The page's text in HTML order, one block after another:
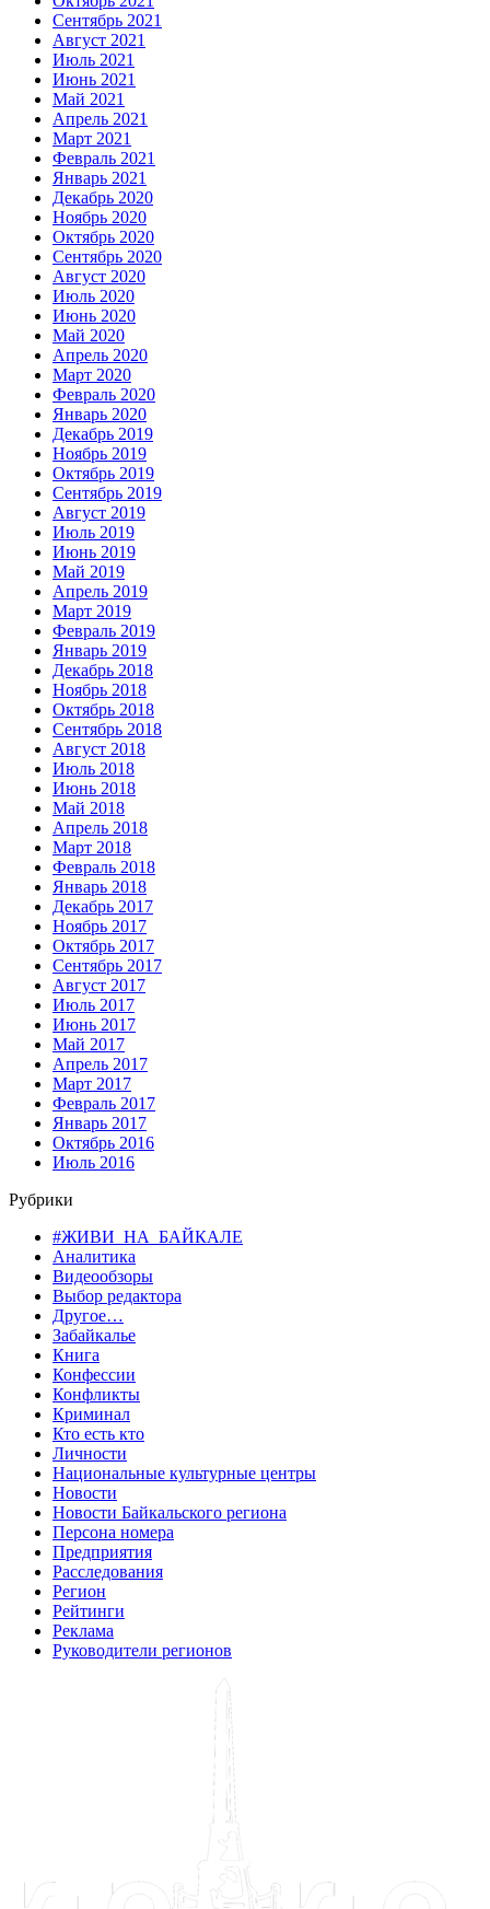
Сентябрь 2021
Август 2021
Июль 2021
Июнь 2021
Май 2021
Апрель 2021
Март 2021
Февраль 2021
Январь 2021
Декабрь 2020
Ноябрь 2020
Октябрь 2020
Сентябрь 2020
Август 2020
Июль 2020
Июнь 2020
Май 2020
Апрель 2020
Март 2020
Февраль 2020
Январь 2020
Декабрь 2019
Ноябрь 2019
Октябрь 2019
Сентябрь 2019
Август 2019
Июль 2019
Июнь 2019
Май 2019
Апрель 2019
Март 2019
Февраль 2019
Январь 2019
Декабрь 2018
Ноябрь 2018
Октябрь 2018
Сентябрь 2018
Август 2018
Июль 2018
Июнь 2018
Май 2018
Апрель 2018
Март 2018
Февраль 2018
Январь 2018
Декабрь 2017
Ноябрь 2017
Октябрь 2017
Сентябрь 2017
Август 2017
Июль 2017
Июнь 2017
Май 2017
Апрель 2017
Март 2017
Февраль 2017
Январь 2017
Октябрь 2016
Июль 2016
Рубрики
#ЖИВИ_НА_БАЙКАЛЕ
Аналитика
Видеообзоры
Выбор редактора
Другое…
Забайкалье
Книга
Конфессии
Конфликты
Криминал
Кто есть кто
Личности
Национальные культурные центры
Новости
Новости Байкальского региона
Персона номера
Предприятия
Расследования
Регион
Рейтинги
Реклама
Руководители регионов